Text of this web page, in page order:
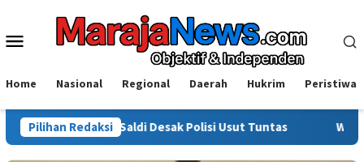
konten
Menu
Home Nasional Regional Daerah Hukrim Peristiwa
Pilihan Redaksi
Saldi Desak Polisi Usut Tuntas Warga Sinjai